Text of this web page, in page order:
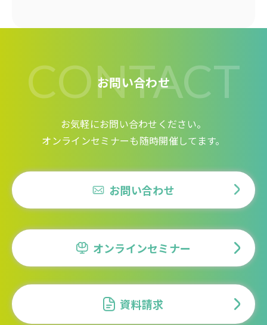
CONTACT
お問い合わせ
お気軽にお問い合わせください。
オンラインセミナーも随時開催してます。
お問い合わせ
オンラインセミナー
資料請求